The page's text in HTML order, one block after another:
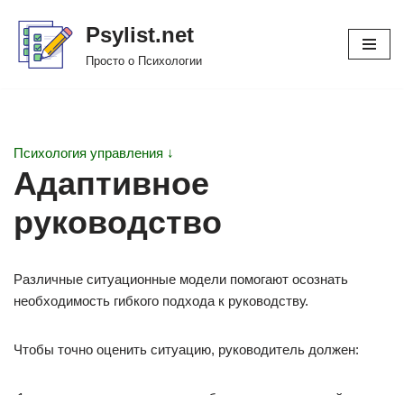
Перейти
Psylist.net
Просто о Психологии
Психология управления ↓
Адаптивное
руководство
Различные ситуационные модели помогают осознать
необходимость гибкого подхода к руководству.
Чтобы точно оценить ситуацию, руководитель должен: